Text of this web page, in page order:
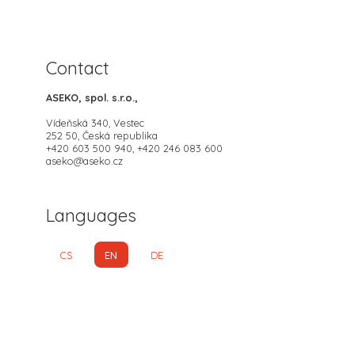
Contact
ASEKO, spol. s.r.o.,
Vídeňská 340, Vestec
252 50, Česká republika
+420 603 500 940, +420 246 083 600
aseko@aseko.cz
Languages
CS EN DE